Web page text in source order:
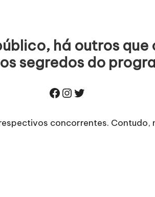
há outros
segredos do
Facebook
Instagram
Twitter
concorrentes. Contudo,